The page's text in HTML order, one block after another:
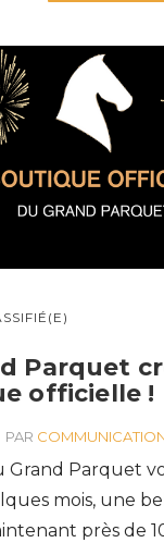
Parquet
officielle !
PAR
Grand Parquet
mois, une
près de